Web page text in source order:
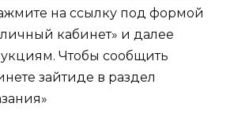
на ссылку под формой
личный кабинет» и далее
Чтобы сообщить
зайтиде в раздел